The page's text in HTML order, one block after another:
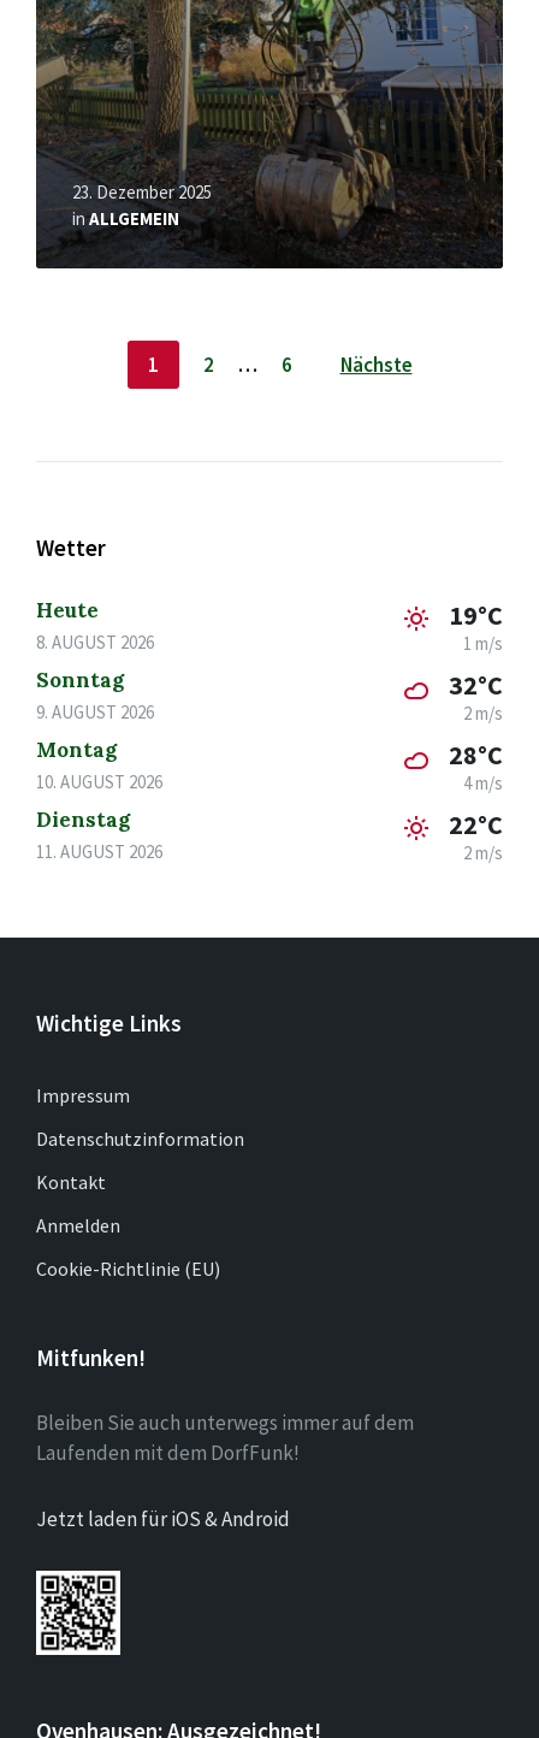
23. Dezember 2025
inALLGEMEIN
Seitennummerierung
Beiträge
1 2 … 6 Nächste
Wetter
Heute
8. AUGUST 2026
19°C
1 m/s
Sonntag
9. AUGUST 2026
32°C
2 m/s
Montag
10. AUGUST 2026
28°C
4 m/s
Dienstag
11. AUGUST 2026
22°C
2 m/s
Wichtige Links
Impressum
Datenschutzinformation
Kontakt
Anmelden
Cookie-Richtlinie (EU)
Mitfunken!
Bleiben Sie auch unterwegs immer auf dem
Laufenden mit dem DorfFunk!
Jetzt laden für iOS & Android
Ovenhausen: Ausgezeichnet!